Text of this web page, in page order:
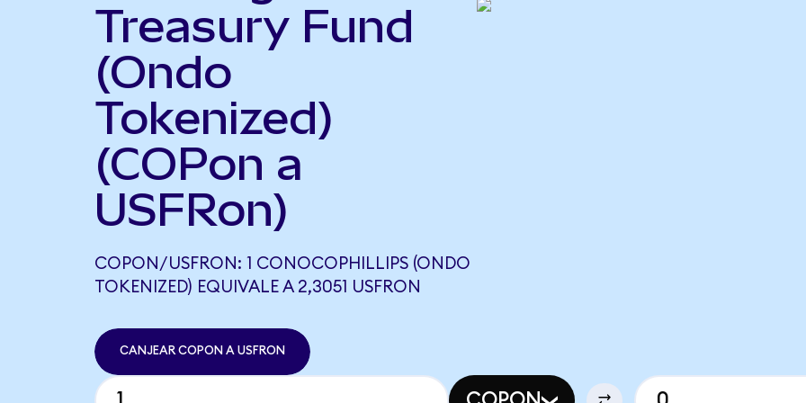
Treasury Fund
(Ondo
Tokenized)
(COPon a
USFRon)
COPON/USFRON: 1 CONOCOPHILLIPS (ONDO
TOKENIZED) EQUIVALE A 2,3051 USFRON
CANJEAR COPON A USFRON